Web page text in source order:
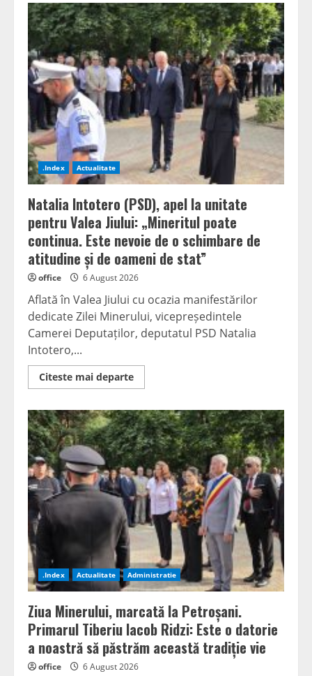
Petru
Marian
(PNL),
atac
Dur
la
adresa
PSD
de
Ziua
Minerului:
„Minerii
sunt
masă
de
manevră
electorală!”
.Index Actualitate
Natalia Intotero (PSD), apel la unitate
pentru Valea Jiului: „Mineritul poate
continua. Este nevoie de o schimbare de
atitudine și de oameni de stat”
office 6 August 2026
Aflată în Valea Jiului cu ocazia manifestărilor
dedicate Zilei Minerului, vicepreședintele
Camerei Deputaților, deputatul PSD Natalia
Intotero,...
Citeste mai departeRead
more
Intotero
(PSD),
apel
la
unitate
pentru
Valea
Jiului:
„Mineritul
poate
continua.
Este
nevoie
o
schimbare
de
atitudine
și
oameni
de
stat”
.Index Actualitate Administratie
Ziua Minerului, marcată la Petroșani.
Primarul Tiberiu Iacob Ridzi: Este o datorie
a noastră să păstrăm această tradiție vie
office 6 August 2026